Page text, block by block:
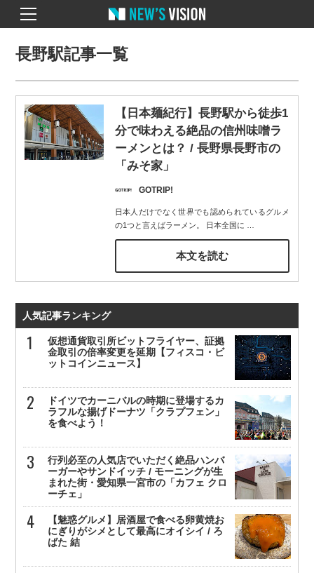
長野駅記事一覧
【日本麺紀行】長野駅から徒歩1
分で味わえる絶品の信州味噌ラ
ーメンとは？ / 長野県長野市の
「みそ家」
GOTRIP!
日本人だけでなく世界でも認められているグルメ
の1つと言えばラーメン。 日本全国に
本文を読む
人気記事ランキング
仮想通貨取引所ビットフライヤー、証拠
金取引の倍率変更を延期【フィスコ・ビ
ットコインニュース】
ドイツでカーニバルの時期に登場するカ
ラフルな揚げドーナツ「クラプフェン」
を食べよう！
行列必至の人気店でいただく絶品ハンバ
ーガーやサンドイッチ / モーニングが生
まれた街・愛知県一宮市の「カフェ クロ
ーチェ」
【魅惑グルメ】居酒屋で食べる卵黄焼お
にぎりがシメとして最高にオイシイ / ろ
ばた 結